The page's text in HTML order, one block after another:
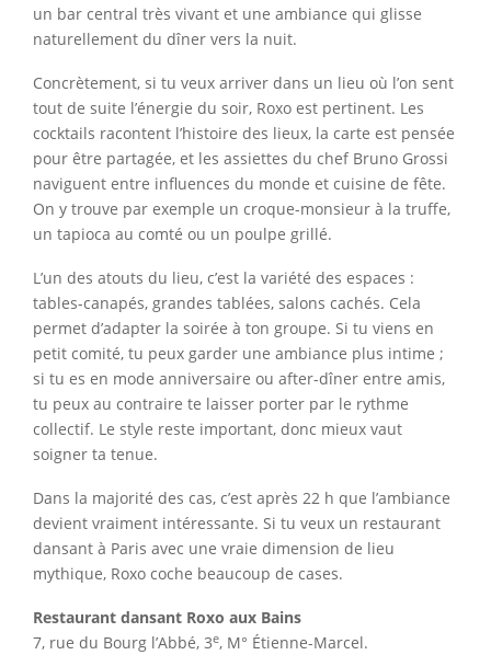
un bar central très vivant et une ambiance qui glisse
naturellement du dîner vers la nuit.
Concrètement, si tu veux arriver dans un lieu où l’on sent
tout de suite l’énergie du soir, Roxo est pertinent. Les
cocktails racontent l’histoire des lieux, la carte est pensée
pour être partagée, et les assiettes du chef Bruno Grossi
naviguent entre influences du monde et cuisine de fête.
On y trouve par exemple un croque-monsieur à la truffe,
un tapioca au comté ou un poulpe grillé.
L’un des atouts du lieu, c’est la variété des espaces :
tables-canapés, grandes tablées, salons cachés. Cela
permet d’adapter la soirée à ton groupe. Si tu viens en
petit comité, tu peux garder une ambiance plus intime ;
si tu es en mode anniversaire ou after-dîner entre amis,
tu peux au contraire te laisser porter par le rythme
collectif. Le style reste important, donc mieux vaut
soigner ta tenue.
Dans la majorité des cas, c’est après 22 h que l’ambiance
devient vraiment intéressante. Si tu veux un restaurant
dansant à Paris avec une vraie dimension de lieu
mythique, Roxo coche beaucoup de cases.
Restaurant dansant Roxo aux Bains
7, rue du Bourg l’Abbé, 3e, M° Étienne-Marcel.